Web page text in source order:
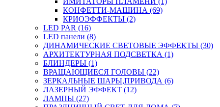
КОНФЕТТИ-МАШИНА (69)
КРИОЭФФЕКТЫ (2)
LED PAR (16)
LED панели (8)
ДИНАМИЧЕСКИЕ СВЕТОВЫЕ ЭФФЕКТЫ (30)
АРХИТЕКТУРНАЯ ПОДСВЕТКА (1)
БЛИНДЕРЫ (1)
ВРАЩАЮЩИЕСЯ ГОЛОВЫ (22)
ЗЕРКАЛЬНЫЕ ШАРЫ,ПРИВОДА (6)
ЛАЗЕРНЫЙ ЭФФЕКТ (12)
ЛАМПЫ (27)